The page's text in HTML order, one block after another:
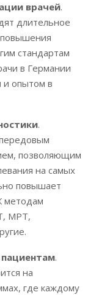
врачей.
длительное
стандартам
в Германии
и опытом в
.
позволяющим
на самых
повышает
методам
МРТ,
.
на
где каждому